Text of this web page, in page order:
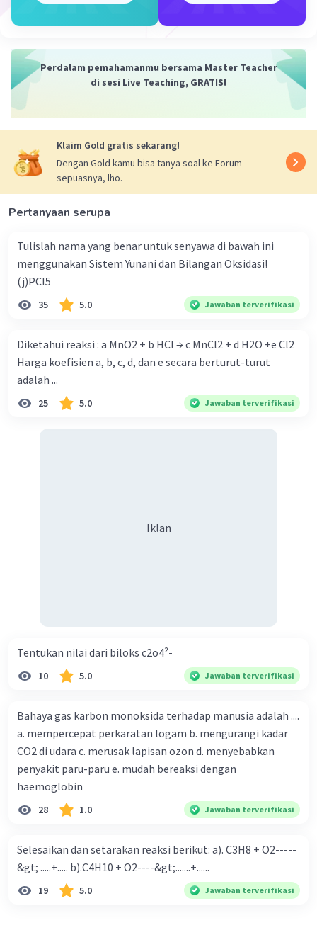
(Suasana asam):
4. Menyetarakan jumlah muatan dengan penambahan
Reduksi = Cr2O7^2- + 14H+ + 6e- --> 2Cr3+ + 7H2O
5. Menyetarakan jumlah elektron (mengalikan atau
membagi koefisien):
Oksidasi = 3SO2 + 6H2O --> 3HSO4^- + 12H+ + 6e-
Reaksi total = 3SO2 + Cr2O7^2- + 20H2O --> 3HSO4^- +
2Cr3+ + 21H+
suasana asam adalah 3SO2 + Cr2O7^2- + 20H2O -->
Beri Rating· 1.0(1 ) Balas
Perdalam pemahamanmu bersama Master Teacher
di sesi Live Teaching, GRATIS!
Klaim Gold gratis sekarang!
Dengan Gold kamu bisa tanya soal ke Forum
sepuasnya, lho.
Pertanyaan serupa
Tulislah nama yang benar untuk senyawa di bawah ini
menggunakan Sistem Yunani dan Bilangan Oksidasi!
(j)PCI5
35 5.0 Jawaban terverifikasi
Diketahui reaksi : a MnO2 + b HCl → c MnCl2 + d H2O +e Cl2
Harga koefisien a, b, c, d, dan e secara berturut-turut
adalah ...
25 5.0 Jawaban terverifikasi
Iklan
Tentukan nilai dari biloks c2o4²-
10 5.0 Jawaban terverifikasi
Bahaya gas karbon monoksida terhadap manusia adalah ....
a. mempercepat perkaratan logam b. mengurangi kadar
CO2 di udara c. merusak lapisan ozon d. menyebabkan
penyakit paru-paru e. mudah bereaksi dengan
haemoglobin
28 1.0 Jawaban terverifikasi
Selesaikan dan setarakan reaksi berikut: a). C3H8 + O2-----
&gt; .....+..... b).C4H10 + O2----&gt;.......+......
19 5.0 Jawaban terverifikasi